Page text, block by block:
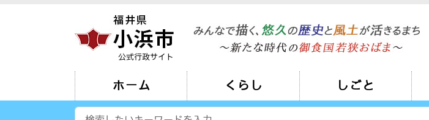
公式行政サイト
ホーム くらし しごと